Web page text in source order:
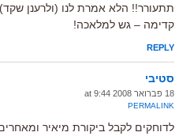
תתעורר!! הלא אמרת לנו (ולרענן
קדימה – גש למלאכה!
REPLY
סטיבי
18 פברואר 2008 at 9:44
PERMALINK
לדוחקים לקבל ביקורת מיאיר